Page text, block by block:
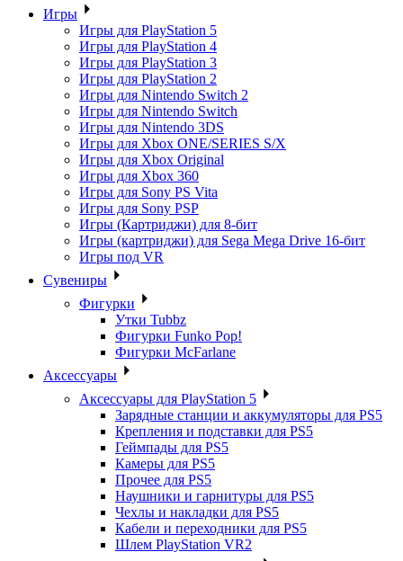
Игры
Игры для PlayStation 5
Игры для PlayStation 4
Игры для PlayStation 3
Игры для PlayStation 2
Игры для Nintendo Switch 2
Игры для Nintendo Switch
Игры для Nintendo 3DS
Игры для Xbox ONE/SERIES S/X
Игры для Xbox Original
Игры для Xbox 360
Игры для Sony PS Vita
Игры для Sony PSP
Игры (Картриджи) для 8-бит
Игры (картриджи) для Sega Mega Drive 16-бит
Игры под VR
Сувениры
Фигурки
Утки Tubbz
Фигурки Funko Pop!
Фигурки McFarlane
Аксессуары
Аксессуары для PlayStation 5
Зарядные станции и аккумуляторы для PS5
Крепления и подставки для PS5
Геймпады для PS5
Камеры для PS5
Прочее для PS5
Наушники и гарнитуры для PS5
Чехлы и накладки для PS5
Кабели и переходники для PS5
Шлем PlayStation VR2